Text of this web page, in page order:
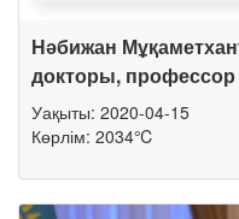
Нәбижан
докторы, профессор
Уақыты: 2020-04-15
Көрлім: 2034℃